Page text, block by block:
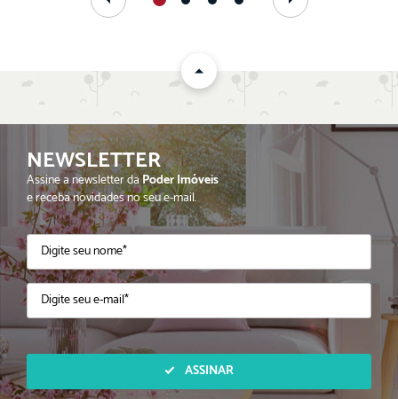
NEWSLETTER
Assine a newsletter daPoder Imóveis
e receba novidades no seu e-mail.
ASSINAR